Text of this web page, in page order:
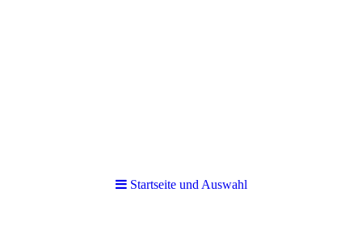
Startseite und Auswahl